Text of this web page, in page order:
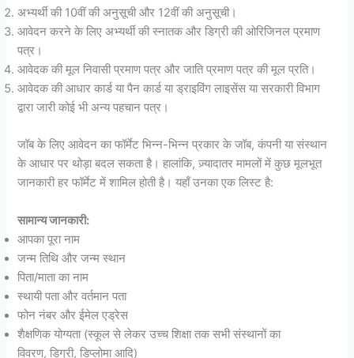
अभ्यर्थी की 10वीं की अनुसूची और 12वीं की अनुसूची।
आवेदन करने के लिए अभ्यर्थी की स्नातक और डिग्री की ओरिजिनल प्रमाण
पत्र।
आवेदक की मूल निवासी प्रमाण पत्र और जाति प्रमाण पत्र की मूल प्रति।
आवेदक की आधार कार्ड या पैन कार्ड या ड्राइविंग लाइसेंस या सरकारी विभाग
द्वारा जारी कोई भी अन्य पहचान पत्र।
जॉब के लिए आवेदन का फॉर्मेट भिन्न-भिन्न प्रकार के जॉब, कंपनी या संस्थान
के आधार पर थोड़ा बदल सकता है। हालांकि, ज़्यादातर मामलों में कुछ मूलभूत
जानकारी हर फॉर्मेट में शामिल होती है। यहाँ उनका एक लिस्ट है:
सामान्य जानकारी:
आपका पूरा नाम
जन्म तिथि और जन्म स्थान
पिता/माता का नाम
स्थायी पता और वर्तमान पता
फोन नंबर और ईमेल एड्रेस
शैक्षणिक योग्यता (स्कूल से लेकर उच्च शिक्षा तक सभी संस्थानों का
विवरण, डिग्री, डिप्लोमा आदि)